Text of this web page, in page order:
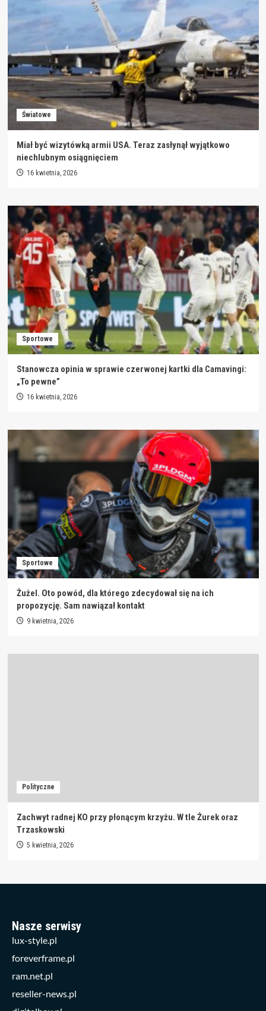
Światowe
Miał być wizytówką armii USA. Teraz zasłynął wyjątkowo
niechlubnym osiągnięciem
16 kwietnia, 2026
Sportowe
Stanowcza opinia w sprawie czerwonej kartki dla Camavingi:
„To pewne”
16 kwietnia, 2026
Sportowe
Żużel. Oto powód, dla którego zdecydował się na ich
propozycję. Sam nawiązał kontakt
9 kwietnia, 2026
Polityczne
Zachwyt radnej KO przy płonącym krzyżu. W tle Żurek oraz
Trzaskowski
5 kwietnia, 2026
Nasze serwisy
lux-style.pl
foreverframe.pl
ram.net.pl
reseller-news.pl